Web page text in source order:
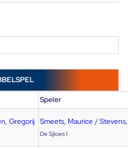
Speler
Gregorij Smeets, Maurice/
De Sjloes 1